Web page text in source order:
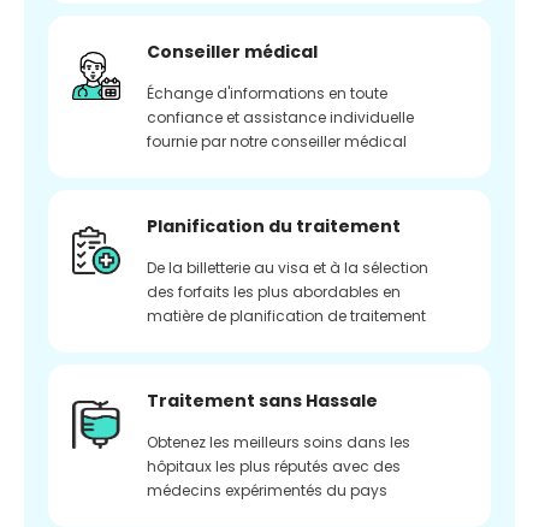
Conseiller médical
Échange d'informations en toute
confiance et assistance individuelle
fournie par notre conseiller médical
Planification du traitement
De la billetterie au visa et à la sélection
des forfaits les plus abordables en
matière de planification de traitement
Traitement sans Hassale
Obtenez les meilleurs soins dans les
hôpitaux les plus réputés avec des
médecins expérimentés du pays